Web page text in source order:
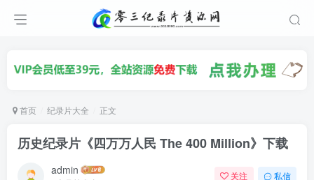
首页 纪录片大全 正文
历史纪录片《四万万人民 The 400 Million》下载
admin 关注 私信